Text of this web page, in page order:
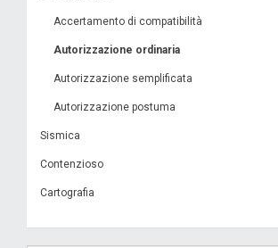
Accertamento di compatibilità
Autorizzazione ordinaria
Autorizzazione semplificata
Autorizzazione postuma
Sismica
Contenzioso
Cartografia